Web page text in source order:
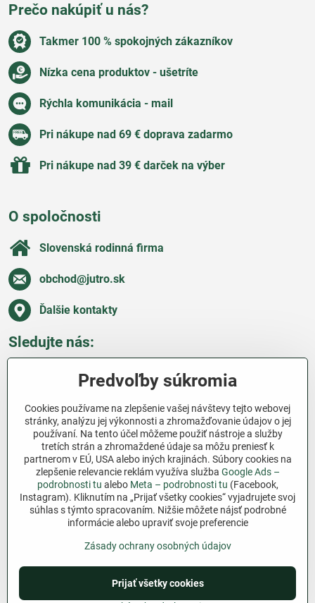
Prečo nakúpiť u nás?
Takmer 100 % spokojných zákazníkov
Nízka cena produktov - ušetríte
Rýchla komunikácia - mail
Pri nákupe nad 69 € doprava zadarmo
Pri nákupe nad 39 € darček na výber
O spoločnosti
Slovenská rodinná firma
obchod​@jutro​.sk
Ďalšie kontakty
Sledujte nás:
Všetko o nákupe
Ďakujeme za podporu
Sme slovenský e-shop bez dotácií​. Fungujeme len
vďaka vám – ľuďom, ktorí veria v poctivú prácu a
lásku k pôde​. Každý nákup na Jutro​.sk nám pomáha
pokračovať v tom, čo má zmysel – pomáhať
záhradkárom zadarmo a srdcom​.
©2026Copyright
Predvoľby súkromiaZásady ochrany osobných údajov
Podmienky používania
Predvoľby súkromia
Cookies používame na zlepšenie vašej návštevy tejto webovej
stránky, analýzu jej výkonnosti a zhromažďovanie údajov o jej
používaní. Na tento účel môžeme použiť nástroje a služby
tretích strán a zhromaždené údaje sa môžu preniesť k
partnerom v EÚ, USA alebo iných krajinách. Súbory cookies na
zlepšenie relevancie reklám využíva služba Google Ads –
podrobnosti tu alebo Meta – podrobnosti tu (Facebook,
Instagram). Kliknutím na „Prijať všetky cookies“ vyjadrujete svoj
súhlas s týmto spracovaním. Nižšie môžete nájsť podrobné
informácie alebo upraviť svoje preferencie
Zásady ochrany osobných údajov
Prijať všetky cookies